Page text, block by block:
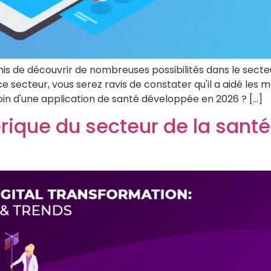
de découvrir de nombreuses possibilités dans le
secteur, vous serez ravis de constater qu'il a aidé les
d'une application de santé développée en 2026 ? [...]
du secteur de la